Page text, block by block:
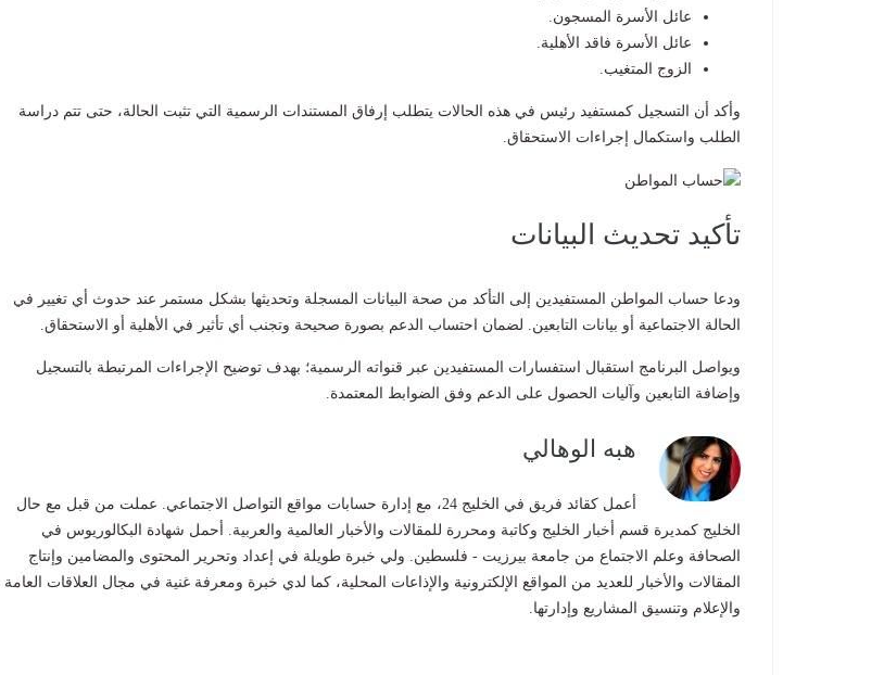
عائل الأسرة المسجون.
عائل الأسرة فاقد الأهلية.
الزوج المتغيب.
وأكد أن التسجيل كمستفيد رئيس في هذه الحالات يتطلب إرفاق المستندات الرسمية التي تثبت الحالة، حتى تتم دراسة
الطلب واستكمال إجراءات الاستحقاق.
تأكيد تحديث البيانات
ودعا حساب المواطن المستفيدين إلى التأكد من صحة البيانات المسجلة وتحديثها بشكل مستمر عند حدوث أي تغيير في
الحالة الاجتماعية أو بيانات التابعين. لضمان احتساب الدعم بصورة صحيحة وتجنب أي تأثير في الأهلية أو الاستحقاق.
ويواصل البرنامج استقبال استفسارات المستفيدين عبر قنواته الرسمية؛ بهدف توضيح الإجراءات المرتبطة بالتسجيل
وإضافة التابعين وآليات الحصول على الدعم وفق الضوابط المعتمدة.
هبه الوهالي
أعمل كقائد فريق في الخليج 24، مع إدارة حسابات مواقع التواصل الاجتماعي. عملت من قبل مع حال
الخليج كمديرة قسم أخبار الخليج وكاتبة ومحررة للمقالات والأخبار العالمية والعربية. أحمل شهادة البكالوريوس في
الصحافة وعلم الاجتماع من جامعة بيرزيت - فلسطين. ولي خبرة طويلة في إعداد وتحرير المحتوى والمضامين وإنتاج
المقالات والأخبار للعديد من المواقع الإلكترونية والإذاعات المحلية، كما لدي خبرة ومعرفة غنية في مجال العلاقات العامة
والإعلام وتنسيق المشاريع وإدارتها.